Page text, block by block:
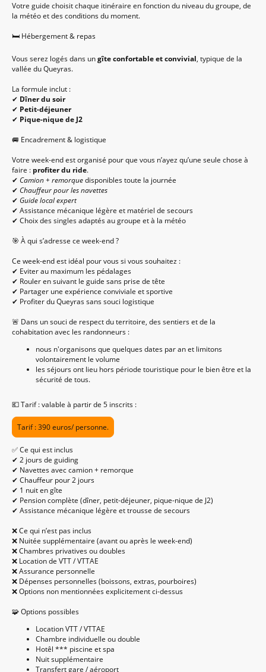
Votre guide choisit chaque itinéraire en fonction du niveau du groupe, de
la météo et des conditions du moment.
🛏 Hébergement & repas
Vous serez logés dans ungîte confortable et convivial, typique de la
vallée du Queyras.
La formule inclut :
✔ Dîner du soir
✔ Petit-déjeuner
✔ Pique-nique de J2
🚐 Encadrement & logistique
Votre week-end est organisé pour que vous n’ayez qu’une seule chose à
faire : profiter du ride.
✔ Camion + remorquedisponibles toute la journée
✔ Chauffeur pour les navettes
✔ Guide local expert
✔ Assistance mécanique légère et matériel de secours
✔ Choix des singles adaptés au groupe et à la météo
🎯 À qui s’adresse ce week-end ?
Ce week-end est idéal pour vous si vous souhaitez :
✔ Eviter au maximum les pédalages
✔ Rouler en suivant le guide sans prise de tête
✔ Partager une expérience conviviale et sportive
✔ Profiter du Queyras sans souci logistique
🚨 Dans un souci de respect du territoire, des sentiers et de la
cohabitation avec les randonneurs :
nous n'organisons que quelques dates par an et limitons
volontairement le volume
les séjours ont lieu hors période touristique pour le bien être et la
sécurité de tous.
💶 Tarif : valable à partir de 5 inscrits :
Tarif : 390 euros/ personne.
✅ Ce qui est inclus
✔ 2 jours de guiding
✔ Navettes avec camion + remorque
✔ Chauffeur pour 2 jours
✔ 1 nuit en gîte
✔ Pension complète (dîner, petit-déjeuner, pique-nique de J2)
✔ Assistance mécanique légère et trousse de secours
❌ Ce qui n’est pas inclus
❌ Nuitée supplémentaire (avant ou après le week-end)
❌ Chambres privatives ou doubles
❌ Location de VTT / VTTAE
❌ Assurance personnelle
❌ Dépenses personnelles (boissons, extras, pourboires)
❌ Options non mentionnées explicitement ci-dessus
🧩 Options possibles
Location VTT / VTTAE
Chambre individuelle ou double
Hotêl *** piscine et spa
Nuit supplémentaire
Transfert gare / aéroport